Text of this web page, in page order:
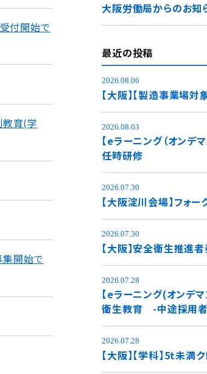
付開始で
教育(学
集開始で
大阪労働局からのお知
最近の投稿
2026.08.06
【大阪】【製造事業場
2026.08.03
【eラーニング（オンデ
任時研修
2026.07.30
【大阪淀川会場】フォ
2026.07.30
【大阪】安全衛生推進
2026.07.28
【eラーニング(オンデ
衛生教育 -中途採用
2026.07.28
【大阪】【学科】5t未